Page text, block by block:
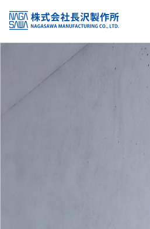
NAGASAWA MFG. CO., LTD.
信頼と技術で未来の安全を支える